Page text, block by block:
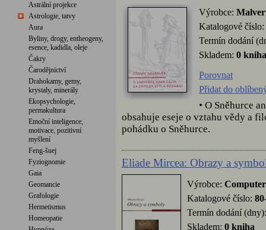
Astrální projekce
Astrologie, tatvy
Aura
Byliny, drogy, entheogeny,
esence, kadidla, oleje
Čakry
Čarodějnictví
Drahokamy, gemy,
krystaly, minerály
Ekopsychologie,
permakultura
Emoční inteligence,
motivace, pozitivní
myšlení
Feng-šuej
Fyziognomie
Gaia
Geomancie
Grafologie
Hermetismus
Homeopatie
Výrobce:
Katalogové číslo:
Termín dodání
Skladem: 0 kniha
Porovnat
Přidat do
• O Sněhurce
obsahuje eseje o vztahu vědy a
pohádku o Sněhurce.
Eliade Mircea: Obrazy a
Výrobce:
Katalogové číslo:
Termín dodání (dny):
Skladem: 0 kniha